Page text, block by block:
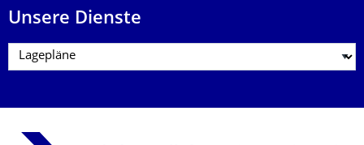
Unsere Dienste